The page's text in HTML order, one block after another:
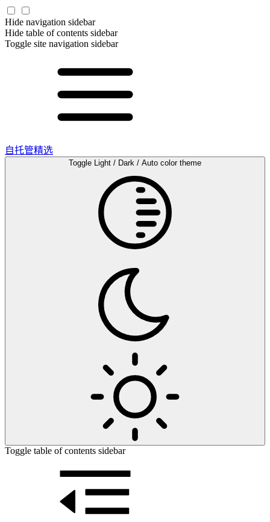
Hide navigation sidebar
Hide table of contents sidebar
Toggle site navigation sidebar
自托管精选
Toggle Light / Dark / Auto color theme
Toggle table of contents sidebar